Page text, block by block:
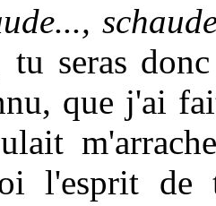
tu seras
que j'ai
l'esprit de